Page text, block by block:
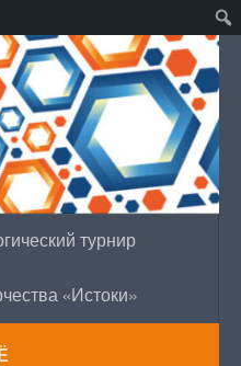
турнир
«Истоки»